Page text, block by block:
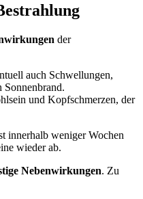
der
auch Schwellungen,
Sonnenbrand.
und Kopfschmerzen, der
innerhalb weniger Wochen
wieder ab.
Nebenwirkungen. Zu